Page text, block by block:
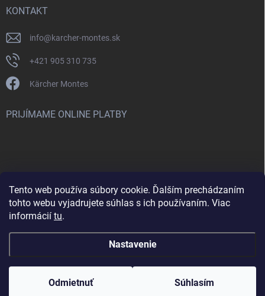
Tento web používa súbory cookie. Ďalším prechádzaním
tohto webu vyjadrujete súhlas s ich používaním. Viac
informácií tu.
Nastavenie
Odmietnuť Súhlasím
KONTAKT
info@karcher-montes.sk
+421 905 310 735
Kärcher Montes
PRIJÍMAME ONLINE PLATBY
Nenašli ste čo ste hľadali? Máte záujem o inú značku? Skúste
navštíviť aj našu stránku Montclean.sk
Copyright 2026 karcher-montes.sk . Všetky práva vyhradené.